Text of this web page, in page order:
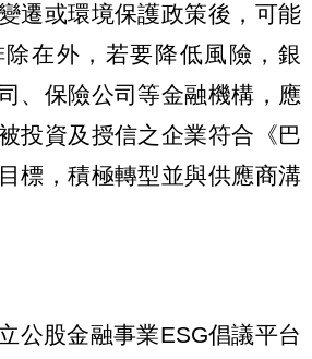
遷或環境保護政策後，可能
在外，若要降低風險，銀
、保險公司等金融機構，應
投資及授信之企業符合《巴
標，積極轉型並與供應商溝
公股金融事業ESG倡議平台